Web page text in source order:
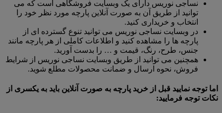
نساجی نوریس دارای یک وبسایت فروشگاهی است که می
توانید از طریق آن به صورت آنلاین پارچه مورد نظر خود را
انتخاب و خریداری کنید.
در وبسایت نساجی نوریس می توانید تنوع گسترده ای از
پارچه ها را مشاهده کنید و اطلاعات کاملی از هر پارچه مانند
جنس، طرح، رنگ، قیمت و … را بدست آورید.
همچنین می توانید از طریق وبسایت نساجی نوریس از شرایط
فروش، نحوه ارسال و ضمانت محصولات مطلع شوید.
اما توجه نمایید قبل از خرید پارچه به صورت آنلاین باید به یکسری از
نکات توجه فرمایید: